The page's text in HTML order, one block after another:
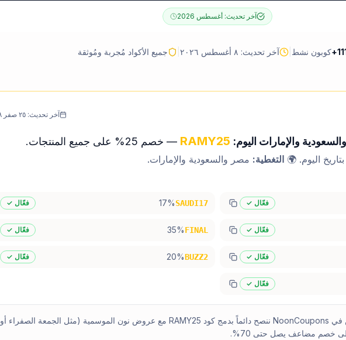
آخر تحديث: أغسطس 2026
+كوبون نشط آخر تحديث: ٨ أغسطس ٢٠٢٦ جميع الأكواد مُجربة ومُوثقة
آخر تحديث: ٢٥ صفر ١٤٤٨ هـ
والإمارات اليوم: RAMY25 — خصم 25% على جميع المنتجات.
اليوم. 🌍 التغطية: مصر والسعودية والإمارات.
فعّال ✓ SAUDI17
17% فعّال ✓
فعّال ✓ FINAL
35% فعّال ✓
فعّال ✓ BUZZ2
20% فعّال ✓
فعّال ✓
نحن في NoonCoupons ننصح دائماً بدمج كود RAMY25 مع عروض نون الموسمية (مثل الجمعة الصفراء أو
خصم مضاعف يصل حتى 70%.